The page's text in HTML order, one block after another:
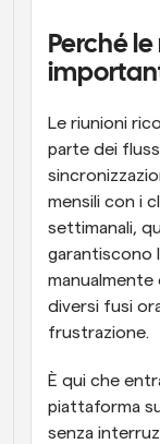
Prenota
Ricevi una
Perché
Le riunioni
parte dei
mensili con i
settimanali,
garantiscono
diversi fusi
frustrazione.
È qui che
piattaforma
senza